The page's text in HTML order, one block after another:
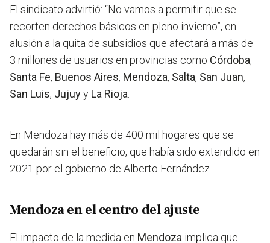
El sindicato advirtió: “No vamos a permitir que se
recorten derechos básicos en pleno invierno”, en
alusión a la quita de subsidios que afectará a más de
3 millones de usuarios en provincias como Córdoba,
Santa Fe, Buenos Aires, Mendoza, Salta, San Juan,
San Luis, Jujuyy La Rioja
En Mendoza hay más de 400 mil hogares que se
quedarán sin el beneficio, que había sido extendido en
2021 por el gobierno de Alberto Fernández.
Mendoza en el centro del ajuste
El impacto de la medida en Mendoza implica que